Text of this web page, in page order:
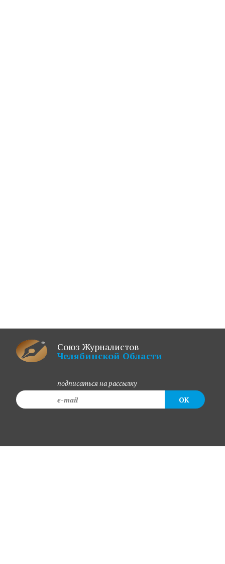
Союз Журналистов
Челябинской Области
подписаться на рассылку